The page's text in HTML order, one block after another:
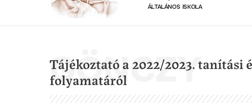
ÁLTALÁNOS ISKOLA
GÖNCZY
Tájékoztató a 2022/2023.
folyamatáról